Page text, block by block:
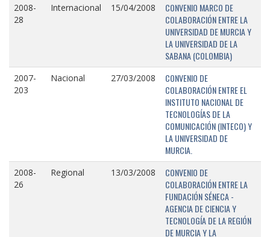
2008-
28
Internacional 15/04/2008
CONVENIO MARCO DE
COLABORACIÓN ENTRE LA
UNIVERSIDAD DE MURCIA Y
LA UNIVERSIDAD DE LA
SABANA (COLOMBIA)
2007-
203
Nacional 27/03/2008
CONVENIO DE
COLABORACIÓN ENTRE EL
INSTITUTO NACIONAL DE
TECNOLOGÍAS DE LA
COMUNICACIÓN (INTECO) Y
LA UNIVERSIDAD DE
MURCIA.
2008-
26
Regional 13/03/2008
CONVENIO DE
COLABORACIÓN ENTRE LA
FUNDACIÓN SÉNECA -
AGENCIA DE CIENCIA Y
TECNOLOGÍA DE LA REGIÓN
DE MURCIA Y LA